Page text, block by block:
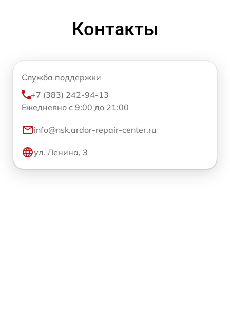
Контакты
Служба поддержки
+7 (383) 242-94-13
Ежедневно с 9:00 до 21:00
info@nsk.ardor-repair-center.ru
ул. Ленина, 3